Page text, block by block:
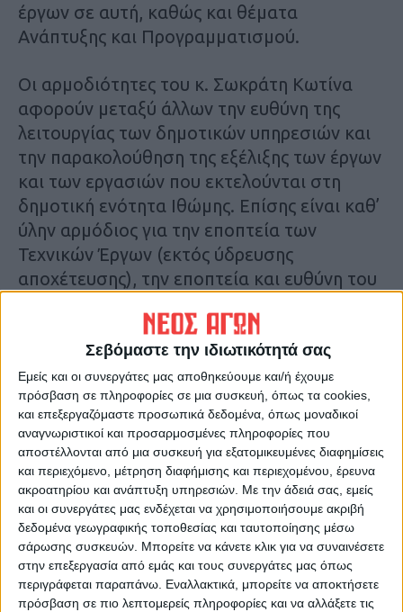
Σεβόμαστε την ιδιωτικότητά σας
Εμείς και οι συνεργάτες μας αποθηκεύουμε και/ή έχουμε
πρόσβαση σε πληροφορίες σε μια συσκευή, όπως τα cookies,
και επεξεργαζόμαστε προσωπικά δεδομένα, όπως μοναδικοί
αναγνωριστικοί και προσαρμοσμένες πληροφορίες που
αποστέλλονται από μια συσκευή για εξατομικευμένες διαφημίσεις
και περιεχόμενο, μέτρηση διαφήμισης και περιεχομένου, έρευνα
ακροατηρίου και ανάπτυξη υπηρεσιών. Με την άδειά σας, εμείς
και οι συνεργάτες μας ενδέχεται να χρησιμοποιήσουμε ακριβή
δεδομένα γεωγραφικής τοποθεσίας και ταυτοποίησης μέσω
σάρωσης συσκευών. Μπορείτε να κάνετε κλικ για να συναινέσετε
στην επεξεργασία από εμάς και τους συνεργάτες μας όπως
περιγράφεται παραπάνω. Εναλλακτικά, μπορείτε να αποκτήσετε
πρόσβαση σε πιο λεπτομερείς πληροφορίες και να αλλάξετε τις
έργων σε αυτή, καθώς και θέματα
Ανάπτυξης και Προγραμματισμού.
Οι αρμοδιότητες του κ. Σωκράτη Κωτίνα
αφορούν μεταξύ άλλων την ευθύνη της
λειτουργίας των δημοτικών υπηρεσιών και
την παρακολούθηση της εξέλιξης των έργων
και των εργασιών που εκτελούνται στη
δημοτική ενότητα Ιθώμης. Επίσης είναι καθ’
ύλην αρμόδιος για την εποπτεία των
Τεχνικών Έργων (εκτός ύδρευσης
αποχέτευσης), την εποπτεία και ευθύνη του
αντιμετώπιση του κυκλοφοριακού
προβλήματος και των προβλημάτων
στάθμευσης. Οι αρμοδιότητες του
Αντιδημάρχου κ. Ιωάννη Κουτσογιάννη
αφορούν την εποπτεία και ευθύνη της
Καθαριότητας, του Περιβάλλοντος.